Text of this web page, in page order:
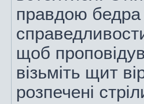
правдою
щоб
візьміть щит
розпечені